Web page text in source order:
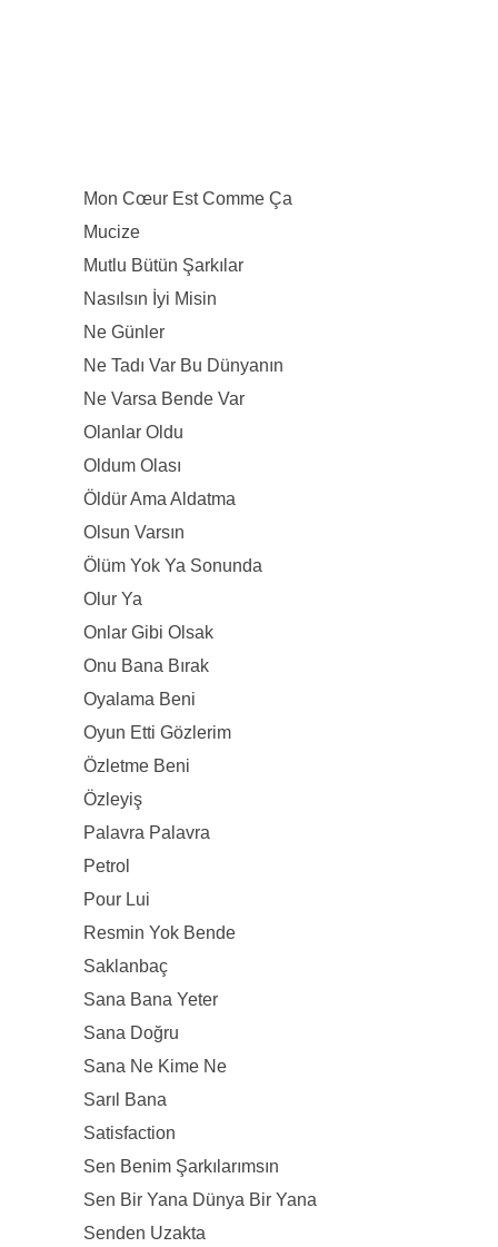
Mon Cœur Est Comme Ça
Mucize
Mutlu Bütün Şarkılar
Nasılsın İyi Misin
Ne Günler
Ne Tadı Var Bu Dünyanın
Ne Varsa Bende Var
Olanlar Oldu
Oldum Olası
Öldür Ama Aldatma
Olsun Varsın
Ölüm Yok Ya Sonunda
Olur Ya
Onlar Gibi Olsak
Onu Bana Bırak
Oyalama Beni
Oyun Etti Gözlerim
Özletme Beni
Özleyiş
Palavra Palavra
Petrol
Pour Lui
Resmin Yok Bende
Saklanbaç
Sana Bana Yeter
Sana Doğru
Sana Ne Kime Ne
Sarıl Bana
Satisfaction
Sen Benim Şarkılarımsın
Sen Bir Yana Dünya Bir Yana
Senden Uzakta